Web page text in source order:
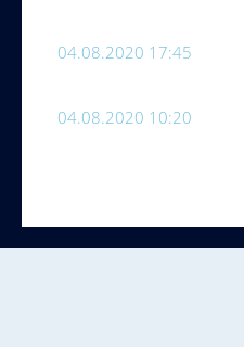
04.08.2020 17:45
04.08.2020 10:20